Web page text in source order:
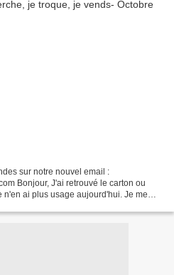
sur notre nouvel email :
Bonjour, J'ai retrouvé le carton ou
n'en ai plus usage aujourd'hui. Je me